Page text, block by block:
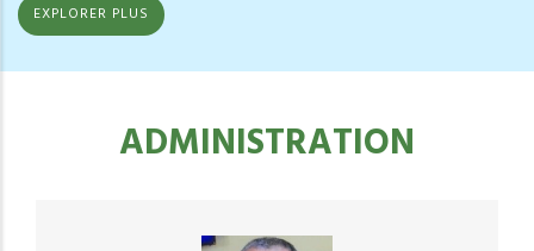
EXPLORER PLUS
ADMINISTRATION